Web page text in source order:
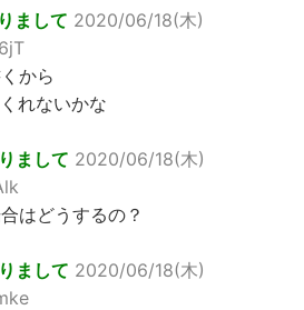
まして 2020/06/18(木)
から
れないかな
まして 2020/06/18(木)
はどうするの？
まして 2020/06/18(木)